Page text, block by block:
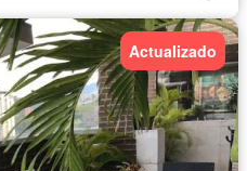
Actualizado